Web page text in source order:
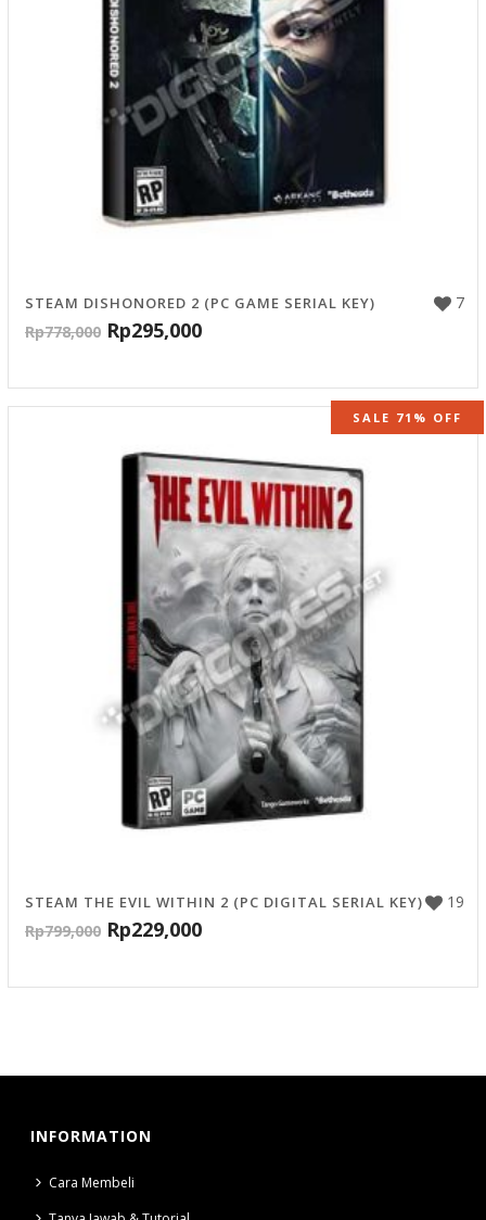
7
STEAM DISHONORED 2 (PC GAME SERIAL KEY)
Rp778,000 Rp295,000
SALE 71% OFF
19
STEAM THE EVIL WITHIN 2 (PC DIGITAL SERIAL KEY)
Rp799,000 Rp229,000
INFORMATION
Cara Membeli